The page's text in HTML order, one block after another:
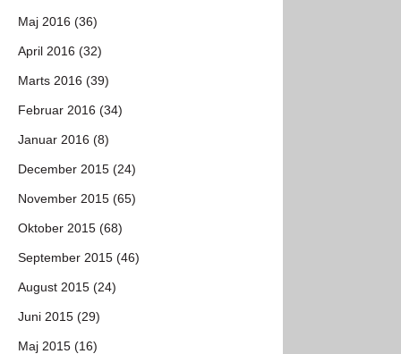
Maj 2016 (36)
April 2016 (32)
Marts 2016 (39)
Februar 2016 (34)
Januar 2016 (8)
December 2015 (24)
November 2015 (65)
Oktober 2015 (68)
September 2015 (46)
August 2015 (24)
Juni 2015 (29)
Maj 2015 (16)